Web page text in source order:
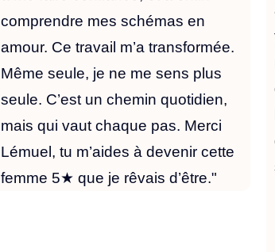
comprendre mes schémas en
amour. Ce travail m’a transformée.
Même seule, je ne me sens plus
seule. C’est un chemin quotidien,
mais qui vaut chaque pas. Merci
Lémuel, tu m’aides à devenir cette
femme 5★ que je rêvais d’être."